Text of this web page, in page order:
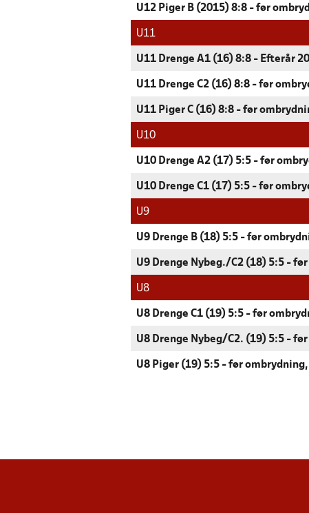
U12 Piger B (2015) 8:8 - før
U11
U11 Drenge A1 (16) 8:8 - Efterår
U11 Drenge C2 (16) 8:8 - før
U11 Piger C (16) 8:8 - før
U10
U10 Drenge A2 (17) 5:5 - før
U10 Drenge C1 (17) 5:5 - før
U9
U9 Drenge B (18) 5:5 - før
U9 Drenge Nybeg./C2 (18) 5:5 -
U8
U8 Drenge C1 (19) 5:5 - før
U8 Drenge Nybeg/C2. (19) 5:5 -
U8 Piger (19) 5:5 - før